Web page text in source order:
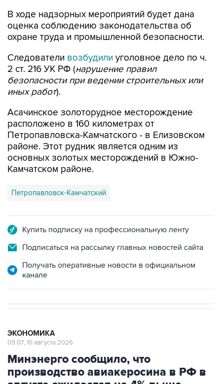
В ходе надзорных мероприятий будет дана
оценка соблюдению законодательства об
охране труда и промышленной безопасности.
Следователи возбудили уголовное дело по ч.
2 ст. 216 УК РФ (нарушение правил
безопасности при ведении строительных или
иных работ).
Асачинское золоторудное месторождение
расположено в 160 километрах от
Петропавловска-Камчатского - в Елизовском
районе. Этот рудник является одним из
основных золотых месторождений в Южно-
Камчатском районе.
Петропавловск-Камчатский
Купить подписку на профессиональную ленту
Подписаться на рассылку главных новостей сайта
Получать оперативные новости в официальном
канале
ЭКОНОМИКА
09:07, 10 августа 2026
Минэнерго сообщило, что
производство авиакеросина в РФ в